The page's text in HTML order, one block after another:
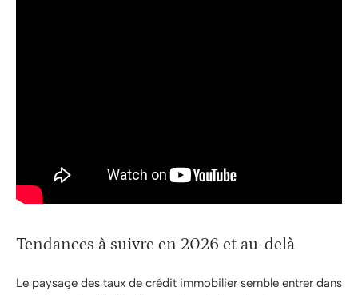
Tendances à suivre en 2026 et au-delà
Le paysage des taux de crédit immobilier semble entrer dans